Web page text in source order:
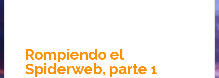
Rompiendo el
Spiderweb, parte 1